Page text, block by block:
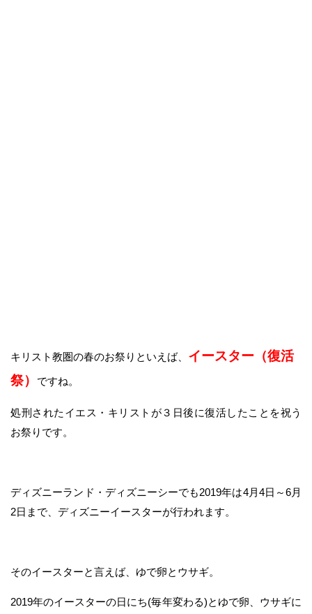
キリスト教圏の春のお祭りといえば、 イースター（復活
祭）
ですね。
処刑されたイエス・キリストが３日後に復活したことを祝う
お祭りです。
ディズニーランド・ディズニーシーでも2019年は4月4日～6月
2日まで、ディズニーイースターが行われます。
そのイースターと言えば、ゆで卵とウサギ。
2019年のイースターの日にち(毎年変わる)とゆで卵、ウサギに